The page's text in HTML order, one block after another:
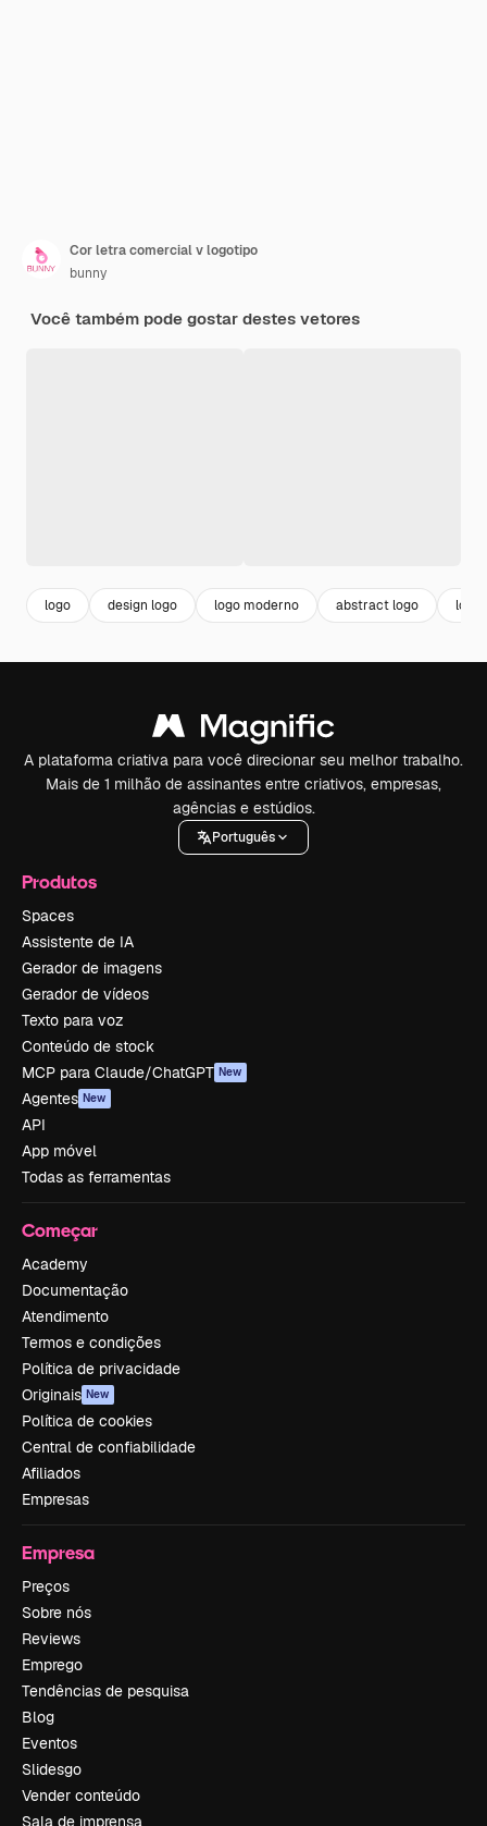
Cor letra comercial v logotipo
bunny
Você também pode gostar destes vetores
logo design logo logo moderno abstract logo logo
A plataforma criativa para você direcionar seu melhor trabalho.
Mais de 1 milhão de assinantes entre criativos, empresas,
agências e estúdios.
Português
Produtos
Spaces
Assistente de IA
Gerador de imagens
Gerador de vídeos
Texto para voz
Conteúdo de stock
MCP para Claude/ChatGPT New
Agentes New
API
App móvel
Todas as ferramentas
Começar
Academy
Documentação
Atendimento
Termos e condições
Política de privacidade
Originais New
Política de cookies
Central de confiabilidade
Afiliados
Empresas
Empresa
Preços
Sobre nós
Reviews
Emprego
Tendências de pesquisa
Blog
Eventos
Slidesgo
Vender conteúdo
Sala de imprensa